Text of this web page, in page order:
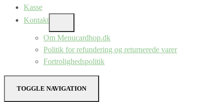
Kasse
Kontakt
SUB
MENU
Om Menucardhop.dk
Politik for refundering og returnerede varer
Fortrolighedspolitik
TOGGLE NAVIGATION